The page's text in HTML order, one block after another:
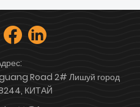
Road 2# Лишуй город
КИТАЙ